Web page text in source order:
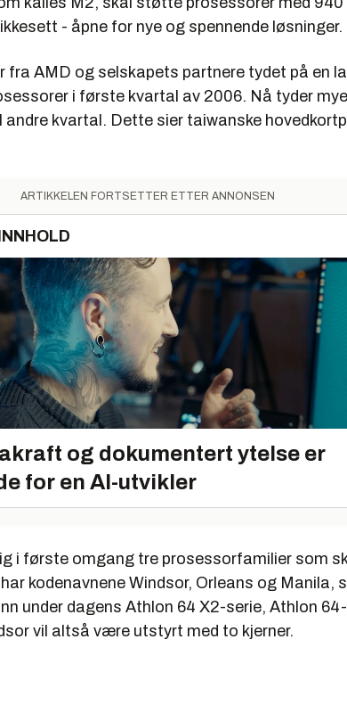
- åpne for nye og spennende løsninger.
fra AMD og selskapets partnere tydet på en
i første kvartal av 2006. Nå tyder
andre kvartal. Dette sier taiwanske
ARTIKKELEN FORTSETTER ETTER ANNONSEN
og dokumentert ytelse er
for en AI-utvikler
i første omgang tre prosessorfamilier som
kodenavnene Windsor, Orleans og Manila,
under dagens Athlon 64 X2-serie, Athlon
vil altså være utstyrt med to kjerner.